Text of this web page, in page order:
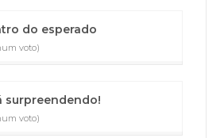
do esperado
voto)
surpreendendo!
voto)